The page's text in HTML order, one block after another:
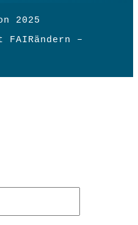
2025
FAIRändern –